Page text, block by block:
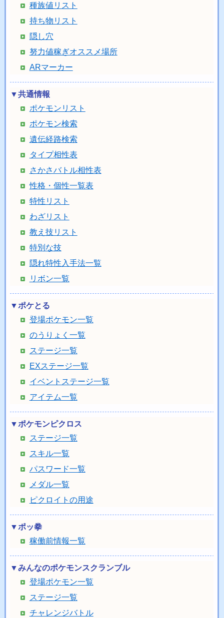
種族値リスト
持ち物リスト
隠し穴
努力値稼ぎオススメ場所
ARマーカー
▼共通情報
ポケモンリスト
ポケモン検索
遺伝経路検索
タイプ相性表
さかさバトル相性表
性格・個性一覧表
特性リスト
わざリスト
教え技リスト
特別な技
隠れ特性入手法一覧
リボン一覧
▼ポケとる
登場ポケモン一覧
のうりょく一覧
ステージ一覧
EXステージ一覧
イベントステージ一覧
アイテム一覧
▼ポケモンピクロス
ステージ一覧
スキル一覧
パスワード一覧
メダル一覧
ピクロイトの用途
▼ポッ拳
稼働前情報一覧
▼みんなのポケモンスクランブル
登場ポケモン一覧
ステージ一覧
チャレンジバトル